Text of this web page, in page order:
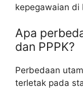
kepegawaian di
Apa
dan PPPK?
Perbedaan
terletak pada